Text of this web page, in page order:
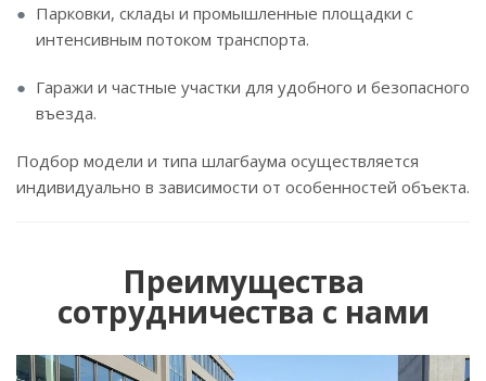
Парковки, склады и промышленные площадки с
интенсивным потоком транспорта.
Гаражи и частные участки для удобного и безопасного
въезда.
Подбор модели и типа шлагбаума осуществляется
индивидуально в зависимости от особенностей объекта.
Преимущества
сотрудничества с нами